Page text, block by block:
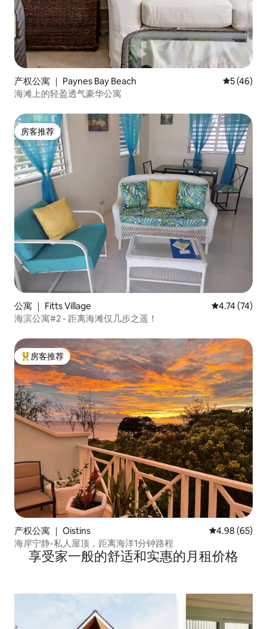
产权公寓 ｜ Paynes Bay Beach 平均评分
5 (46)
海滩上的轻盈透气豪华公寓
房客推荐
房客推荐
公寓 ｜ Fitts Village 平均评分
4.74 (74)
海滨公寓#2 - 距离海滩仅几步之遥！
热门「房客推荐」
房客推荐
产权公寓 ｜ Oistins 平均评分 4.98
4.98 (65)
海岸宁静-私人屋顶，距离海洋1分钟路程
享受家一般的舒适和实惠的月租价格